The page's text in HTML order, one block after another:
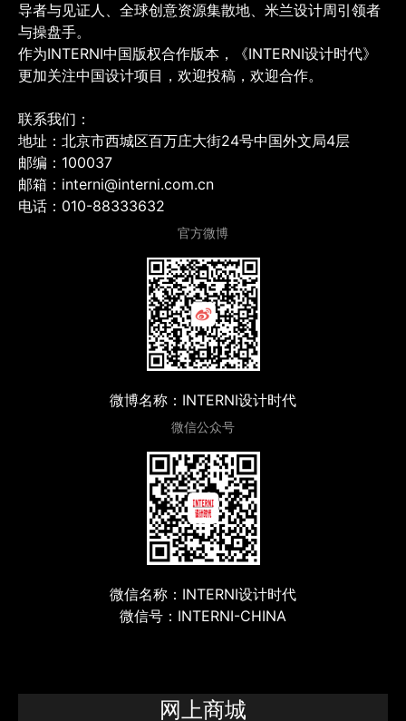
导者与见证人、全球创意资源集散地、米兰设计周引领者
与操盘手。
作为INTERNI中国版权合作版本，《INTERNI设计时代》
更加关注中国设计项目，欢迎投稿，欢迎合作。
联系我们：
地址：北京市西城区百万庄大街24号中国外文局4层
邮编：100037
邮箱：interni@interni.com.cn
电话：010-88333632
官方微博
微博名称：INTERNI设计时代
微信公众号
微信名称：INTERNI设计时代
微信号：INTERNI-CHINA
网上商城